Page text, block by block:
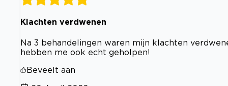
Klachten verdwenen
Na 3 behandelingen waren mijn klachten
hebben me ook echt geholpen!
Beveelt aan